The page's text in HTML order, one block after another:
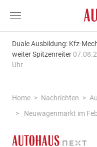
Duale Ausbildung: Kfz-
weiter Spitzenreiter
Uhr
Home Nachrichten
Neuwagenmarkt im